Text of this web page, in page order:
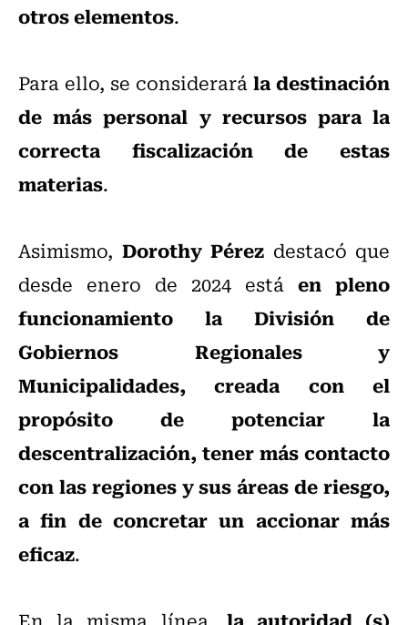
otros elementos.
Para ello, se considerarála destinación
de más personal y recursos para la
correcta fiscalización de estas
materias.
Asimismo, Dorothy Pérez destacó que
desde enero de 2024 está en pleno
funcionamiento la División de
Gobiernos Regionales y
Municipalidades, creada con el
propósito de potenciar la
descentralización, tener más contacto
con las regiones y sus áreas de riesgo,
a fin de concretar un accionar más
eficaz.